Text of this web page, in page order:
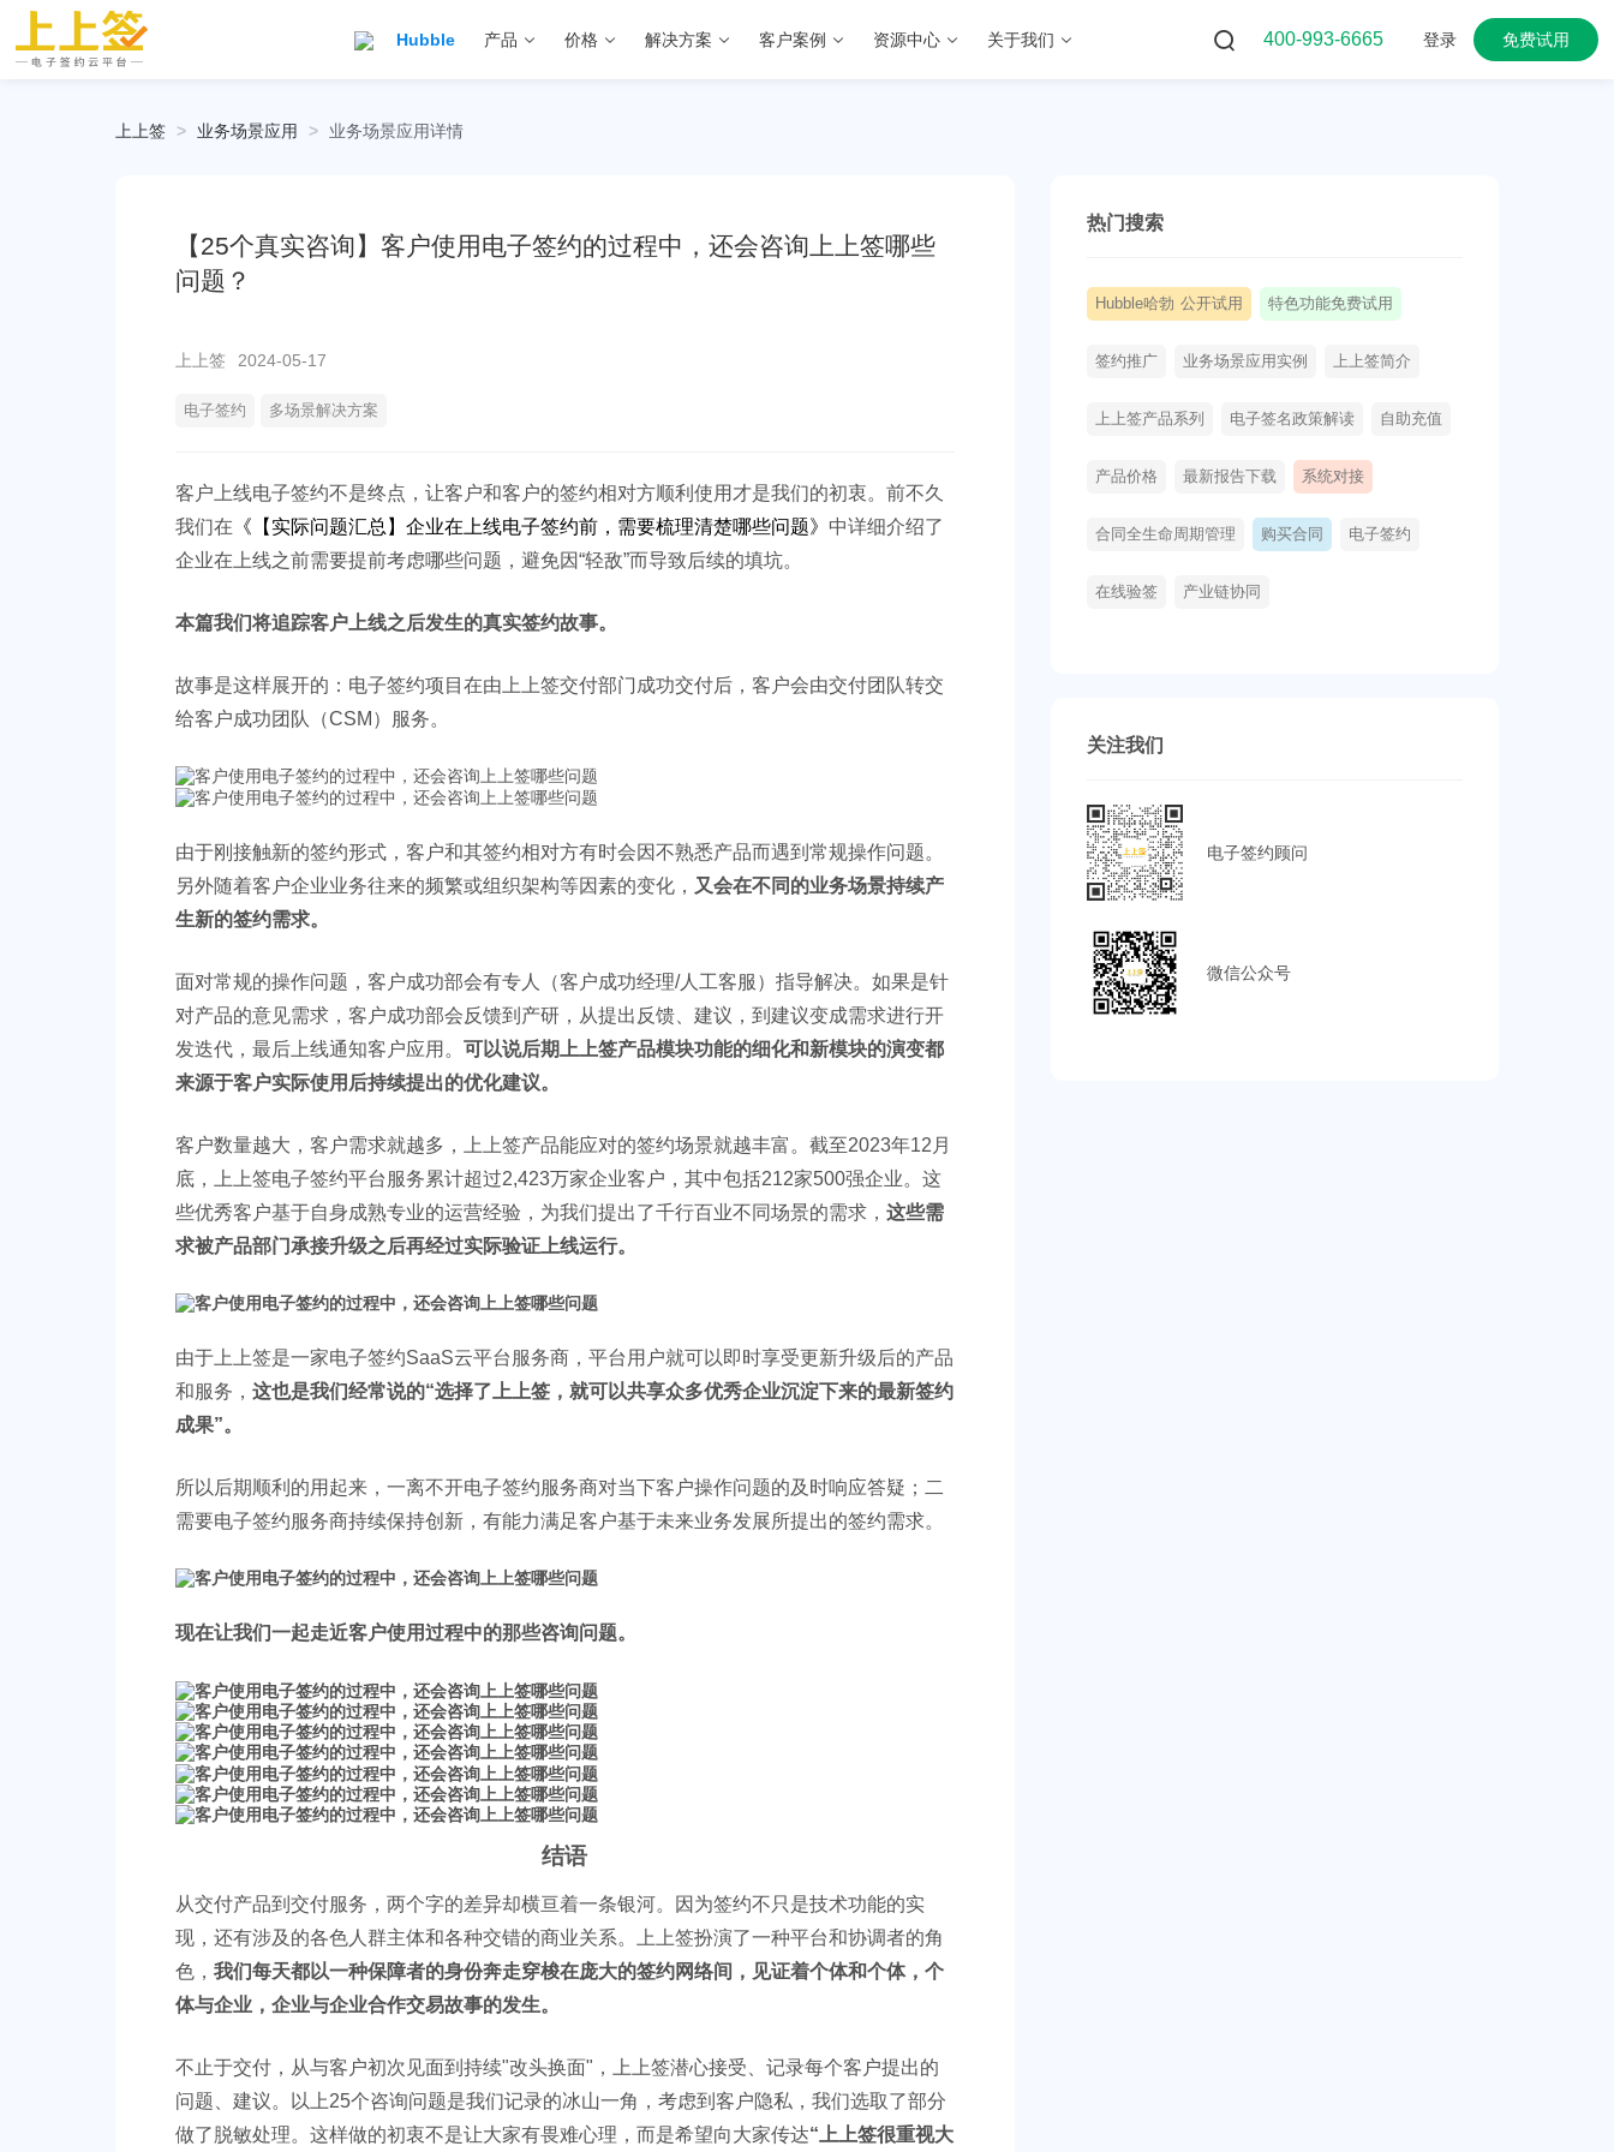
Hubble 产品 价格 解决方案 客户案例 资源中心 关于我们 400-993-6665 登录 免费试用
上上签 > 业务场景应用 > 业务场景应用详情
【25个真实咨询】客户使用电子签约的过程中，还会咨询上上签哪些
问题？
上上签 2024-05-17
电子签约 多场景解决方案
客户上线电子签约不是终点，让客户和客户的签约相对方顺利使用才是我们的初衷。前不久
我们在 《 【实际问题汇总】企业在上线电子签约前，需要梳理清楚哪些问题》 中详细介绍了
企业在上线之前需要提前考虑哪些问题，避免因“轻敌”而导致后续的填坑。
本篇我们将追踪客户上线之后发生的真实签约故事。
故事是这样展开的：电子签约项目在由上上签交付部门成功交付后，客户会由交付团队转交
给客户成功团队（CSM）服务。
由于刚接触新的签约形式，客户和其签约相对方有时会因不熟悉产品而遇到常规操作问题。
另外随着客户企业业务往来的频繁或组织架构等因素的变化， 又会在不同的业务场景持续产
生新的签约需求。
面对常规的操作问题，客户成功部会有专人（客户成功经理/人工客服）指导解决。如果是针
对产品的意见需求，客户成功部会反馈到产研，从提出反馈、建议，到建议变成需求进行开
发迭代，最后上线通知客户应用。 可以说后期上上签产品模块功能的细化和新模块的演变都
来源于客户实际使用后持续提出的优化建议。
客户数量越大，客户需求就越多，上上签产品能应对的签约场景就越丰富。截至2023年12月
底，上上签电子签约平台服务累计超过2,423万家企业客户，其中包括212家500强企业。这
些优秀客户基于自身成熟专业的运营经验，为我们提出了千行百业不同场景的需求， 这些需
求被产品部门承接升级之后再经过实际验证上线运行。
由于上上签是一家电子签约SaaS云平台服务商，平台用户就可以即时享受更新升级后的产品
和服务， 这也是我们经常说的“选择了上上签，就可以共享众多优秀企业沉淀下来的最新签约
成果”。
所以后期顺利的用起来，一离不开电子签约服务商对当下客户操作问题的及时响应答疑；二
需要电子签约服务商持续保持创新，有能力满足客户基于未来业务发展所提出的签约需求。
现在让我们一起走近客户使用过程中的那些咨询问题。
结语
从交付产品到交付服务，两个字的差异却横亘着一条银河。因为签约不只是技术功能的实
现，还有涉及的各色人群主体和各种交错的商业关系。上上签扮演了一种平台和协调者的角
色， 我们每天都以一种保障者的身份奔走穿梭在庞大的签约网络间，见证着个体和个体，个
体与企业，企业与企业合作交易故事的发生。
不止于交付，从与客户初次见面到持续"改头换面"，上上签潜心接受、记录每个客户提出的
问题、建议。以上25个咨询问题是我们记录的冰山一角，考虑到客户隐私，我们选取了部分
做了脱敏处理。这样做的初衷不是让大家有畏难心理，而是希望向大家传达“上上签很重视大
热门搜索
Hubble哈勃 公开试用 特色功能免费试用
签约推广 业务场景应用实例 上上签简介
上上签产品系列 电子签名政策解读 自助充值
产品价格 最新报告下载 系统对接
合同全生命周期管理 购买合同 电子签约
在线验签 产业链协同
关注我们
电子签约顾问
微信公众号